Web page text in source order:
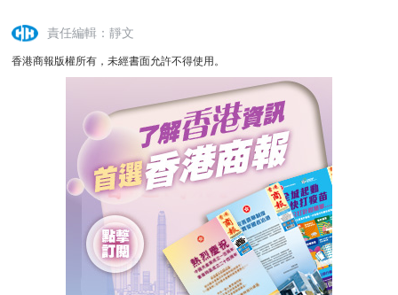
責任編輯：靜文
香港商報版權所有，未經書面允許不得使用。